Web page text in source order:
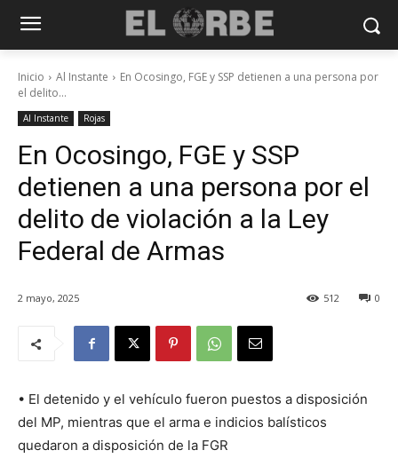
Inicio Al Instante
En Ocosingo, FGE y SSP detienen a una persona por
el delito...
Al Instante Rojas
En Ocosingo, FGE y SSP
detienen a una persona por el
delito de violación a la Ley
Federal de Armas
2 mayo, 2025 0
512
• El detenido y el vehículo fueron puestos a disposición
del MP, mientras que el arma e indicios balísticos
quedaron a disposición de la FGR